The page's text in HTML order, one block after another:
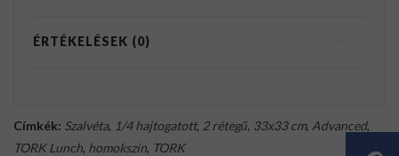
ÉRTÉKELÉSEK (0)
Címkék: Szalvéta, 1/4 hajtogatott, 2 rétegű, 33x33 cm, Advanced,
TORK Lunch, homokszín, TORK